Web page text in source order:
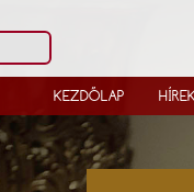
KEZDŐLAP HÍREK